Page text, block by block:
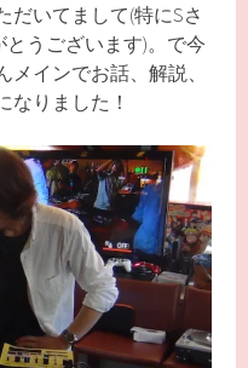
だいてまして(特にSさ
うございます)。で今
インでお話、解説、
なりました！